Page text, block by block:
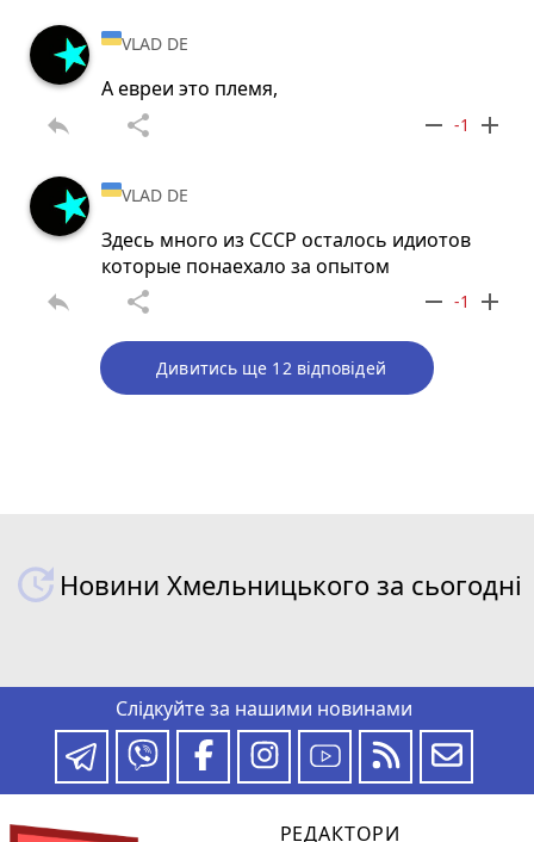
VLAD DE
А евреи это племя,
reply share remove -1 add
VLAD DE
Здесь много из СССР осталось идиотов
которые понаехало за опытом
reply share remove -1 add
Дивитись ще 12 відповідей
Новини Хмельницького за сьогодні
Слідкуйте за нашими новинами
РЕДАКТОРИ